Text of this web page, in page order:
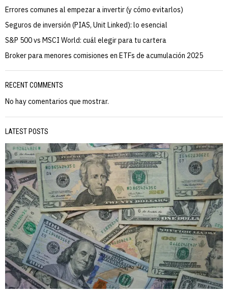
Errores comunes al empezar a invertir (y cómo evitarlos)
Seguros de inversión (PIAS, Unit Linked): lo esencial
S&P 500 vs MSCI World: cuál elegir para tu cartera
Broker para menores comisiones en ETFs de acumulación 2025
RECENT COMMENTS
No hay comentarios que mostrar.
LATEST POSTS